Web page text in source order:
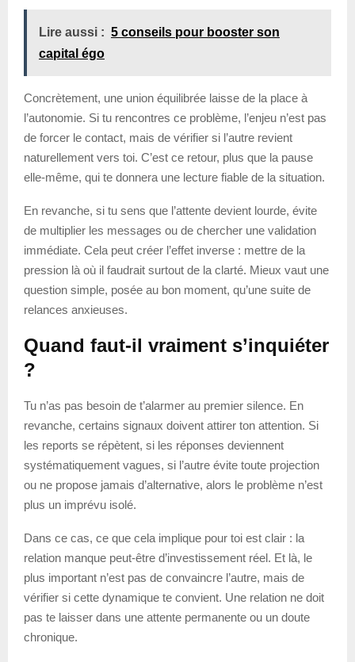
Lire aussi : 5 conseils pour booster son
capital égo
Concrètement, une union équilibrée laisse de la place à
l’autonomie. Si tu rencontres ce problème, l’enjeu n’est pas
de forcer le contact, mais de vérifier si l’autre revient
naturellement vers toi. C’est ce retour, plus que la pause
elle-même, qui te donnera une lecture fiable de la situation.
En revanche, si tu sens que l’attente devient lourde, évite
de multiplier les messages ou de chercher une validation
immédiate. Cela peut créer l’effet inverse : mettre de la
pression là où il faudrait surtout de la clarté. Mieux vaut une
question simple, posée au bon moment, qu’une suite de
relances anxieuses.
Quand faut-il vraiment s’inquiéter
?
Tu n’as pas besoin de t’alarmer au premier silence. En
revanche, certains signaux doivent attirer ton attention. Si
les reports se répètent, si les réponses deviennent
systématiquement vagues, si l’autre évite toute projection
ou ne propose jamais d’alternative, alors le problème n’est
plus un imprévu isolé.
Dans ce cas, ce que cela implique pour toi est clair : la
relation manque peut-être d’investissement réel. Et là, le
plus important n’est pas de convaincre l’autre, mais de
vérifier si cette dynamique te convient. Une relation ne doit
pas te laisser dans une attente permanente ou un doute
chronique.